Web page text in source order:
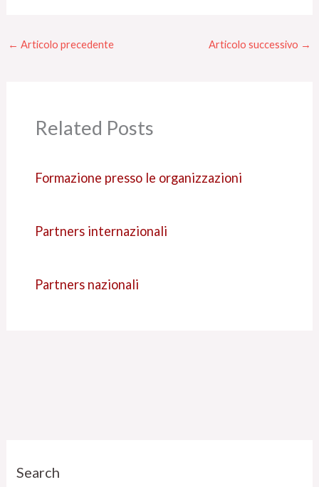
← Articolo precedente Articolo successivo →
Related Posts
Formazione presso le organizzazioni
Partners internazionali
Partners nazionali
Search
a